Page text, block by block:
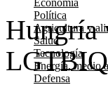
Economía
Política
Agricultura y
Salud
Tecnología
Energía, medio
Defensa
Hungría